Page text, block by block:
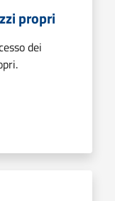
propri
dei